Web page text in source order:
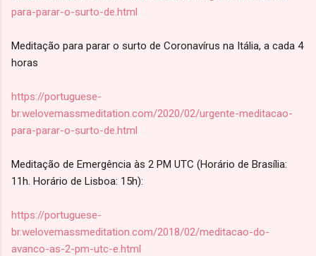
para-parar-o-surto-de.html
Meditação para parar o surto de Coronavírus na Itália, a cada 4
horas
https://portuguese-
br.welovemassmeditation.com/2020/02/urgente-meditacao-
para-parar-o-surto-de.html
Meditação de Emergência às 2 PM UTC (Horário de Brasília:
11h. Horário de Lisboa: 15h):
https://portuguese-
br.welovemassmeditation.com/2018/02/meditacao-do-
avanco-as-2-pm-utc-e.html